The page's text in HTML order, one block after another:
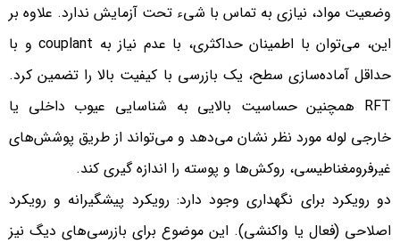
وضعیت مواد، نیازی به تماس با شیء تحت آزمایش ندارد. علاوه بر
این، می‌توان با اطمینان حداکثری، با عدم نیاز به couplant و با
حداقل آماده‌سازی سطح، یک بازرسی با کیفیت بالا را تضمین کرد.
RFT همچنین حساسیت بالایی به شناسایی عیوب داخلی یا
خارجی لوله مورد نظر نشان می‌دهد و می‌تواند از طریق پوشش‌های
غیرفرومغناطیسی، روکش‌ها و پوسته را اندازه گیری کند.
دو رویکرد برای نگهداری وجود دارد: رویکرد پیشگیرانه و رویکرد
اصلاحی (فعال یا واکنشی). این موضوع برای بازرسی‌های دیگ نیز